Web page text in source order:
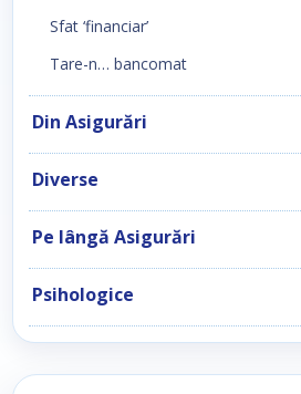
Sfat ‘financiar’
Tare-n… bancomat
Din Asigurări
Diverse
Pe lângă Asigurări
Psihologice